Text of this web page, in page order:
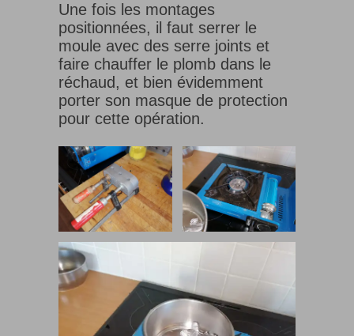
Une fois les montages
positionnées, il faut serrer le
moule avec des serre joints et
faire chauffer le plomb dans le
réchaud, et bien évidemment
porter son masque de protection
pour cette opération.